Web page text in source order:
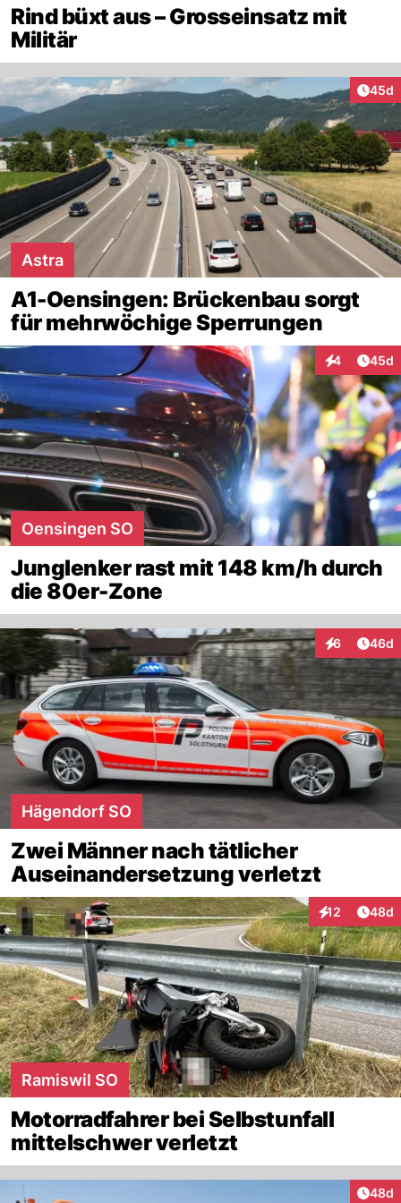
Rind büxt aus – Grosseinsatz mit
Militär
45d
Astra
A1-Oensingen: Brückenbau sorgt
für mehrwöchige Sperrungen
4
Interaktionen
45d
Oensingen SO
Junglenker rast mit 148 km/h durch
die 80er-Zone
6
Interaktionen
46d
Hägendorf SO
Zwei Männer nach tätlicher
Auseinandersetzung verletzt
12
Interaktionen
48d
Ramiswil SO
Motorradfahrer bei Selbstunfall
mittelschwer verletzt
48d